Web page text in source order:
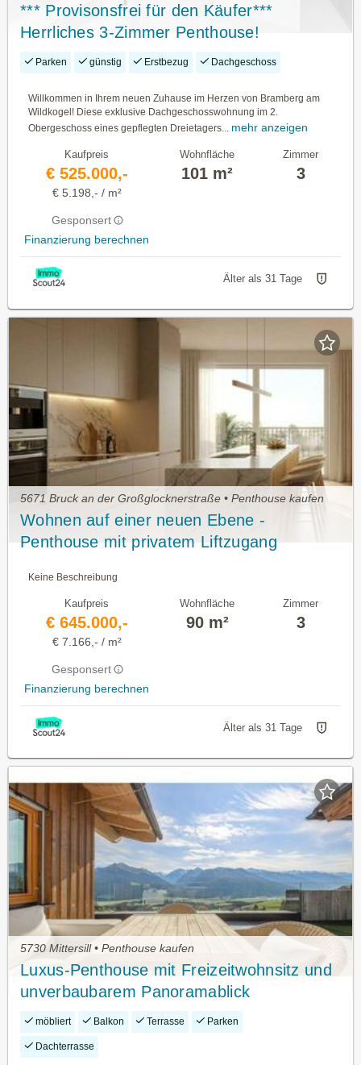
*** Provisonsfrei für den Käufer***
Herrliches 3-Zimmer Penthouse!
Parken günstig Erstbezug Dachgeschoss
Willkommen in Ihrem neuen Zuhause im Herzen von Bramberg am
Wildkogel! Diese exklusive Dachgeschosswohnung im 2.
Obergeschoss eines gepflegten Dreietagers...
mehr anzeigen
Kaufpreis
€ 525.000,-
€ 5.198,- / m²
Gesponsert
Finanzierung berechnen
Wohnfläche
101 m²
Zimmer
3
Älter als 31 Tage
5671 Bruck an der Großglocknerstraße • Penthouse kaufen
Wohnen auf einer neuen Ebene -
Penthouse mit privatem Liftzugang
Keine Beschreibung
Kaufpreis
€ 645.000,-
€ 7.166,- / m²
Gesponsert
Finanzierung berechnen
Wohnfläche
90 m²
Zimmer
3
Älter als 31 Tage
5730 Mittersill • Penthouse kaufen
Luxus-Penthouse mit Freizeitwohnsitz und
unverbaubarem Panoramablick
möbliert Balkon Terrasse Parken
Dachterrasse